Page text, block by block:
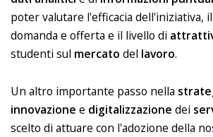
poter valutare l'efficacia dell'iniziativa,
domanda e offerta e il livello di
studenti sul mercato del lavoro.
Un altro importante passo nella
innovazione e digitalizzazione dei
scelto di attuare con l'adozione della